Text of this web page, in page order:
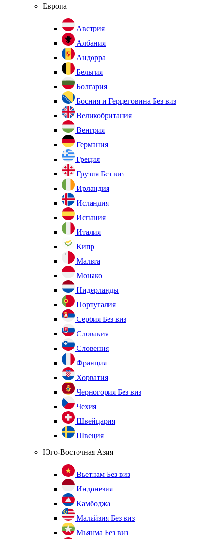
Европа
Австрия
Албания
Андорра
Бельгия
Болгария
Босния и Герцеговина Без виз
Великобритания
Венгрия
Германия
Греция
Грузия Без виз
Ирландия
Исландия
Испания
Италия
Кипр
Мальта
Монако
Нидерланды
Португалия
Сербия Без виз
Словакия
Словения
Франция
Хорватия
Черногория Без виз
Чехия
Швейцария
Швеция
Юго-Восточная Азия
Вьетнам Без виз
Индонезия
Камбоджа
Малайзия Без виз
Мьянма Без виз